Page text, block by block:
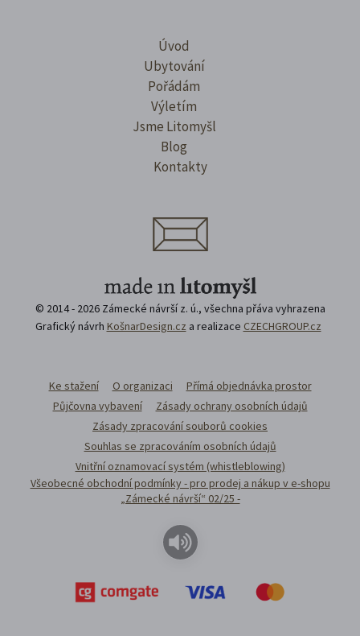
Úvod
Ubytování
Pořádám
Výletím
Jsme Litomyšl
Blog
Kontakty
© 2014 - 2026 Zámecké návrší z. ú., všechna přáva vyhrazena
Grafický návrh KošnarDesign.cz a realizace CZECHGROUP.cz
Ke stažení O organizaci
Přímá objednávka prostor
Půjčovna vybavení
Zásady ochrany osobních údajů
Zásady zpracování souborů cookies
Souhlas se zpracováním osobních údajů
Vnitřní oznamovací systém (whistleblowing)
Všeobecné obchodní podmínky - pro prodej a nákup v e-shopu
„Zámecké návrší“ 02/25 -